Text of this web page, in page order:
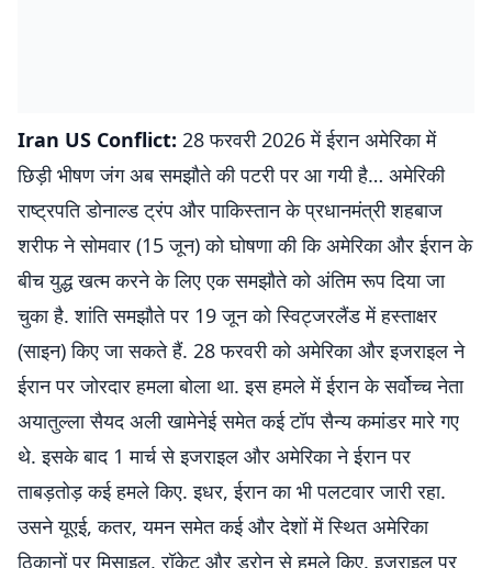
Iran US Conflict: 28 फरवरी 2026 में ईरान अमेरिका में
छिड़ी भीषण जंग अब समझौते की पटरी पर आ गयी है… अमेरिकी
राष्ट्रपति डोनाल्ड ट्रंप और पाकिस्तान के प्रधानमंत्री शहबाज
शरीफ ने सोमवार (15 जून) को घोषणा की कि अमेरिका और ईरान के
बीच युद्ध खत्म करने के लिए एक समझौते को अंतिम रूप दिया जा
चुका है. शांति समझौते पर 19 जून को स्विट्जरलैंड में हस्ताक्षर
(साइन) किए जा सकते हैं. 28 फरवरी को अमेरिका और इजराइल ने
ईरान पर जोरदार हमला बोला था. इस हमले में ईरान के सर्वोच्च नेता
अयातुल्ला सैयद अली खामेनेई समेत कई टॉप सैन्य कमांडर मारे गए
थे. इसके बाद 1 मार्च से इजराइल और अमेरिका ने ईरान पर
ताबड़तोड़ कई हमले किए. इधर, ईरान का भी पलटवार जारी रहा.
उसने यूएई, कतर, यमन समेत कई और देशों में स्थित अमेरिका
ठिकानों पर मिसाइल, रॉकेट और ड्रोन से हमले किए. इजराइल पर